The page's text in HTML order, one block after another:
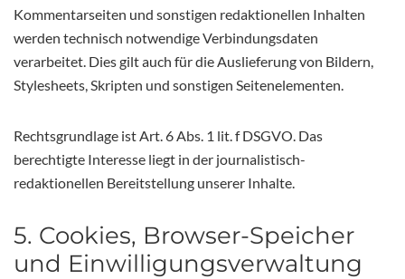
Kommentarseiten und sonstigen redaktionellen Inhalten
werden technisch notwendige Verbindungsdaten
verarbeitet. Dies gilt auch für die Auslieferung von Bildern,
Stylesheets, Skripten und sonstigen Seitenelementen.
Rechtsgrundlage ist Art. 6 Abs. 1 lit. f DSGVO. Das
berechtigte Interesse liegt in der journalistisch-
redaktionellen Bereitstellung unserer Inhalte.
5. Cookies, Browser-Speicher
und Einwilligungsverwaltung